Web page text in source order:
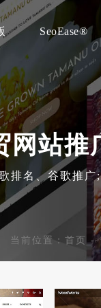
SeoEase®
网站推
名、谷歌推
当前位置： 首页 -